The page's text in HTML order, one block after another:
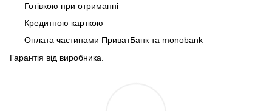
Готівкою при отриманні
Кредитною карткою
Оплата частинами ПриватБанк та monobank
Гарантія від виробника.